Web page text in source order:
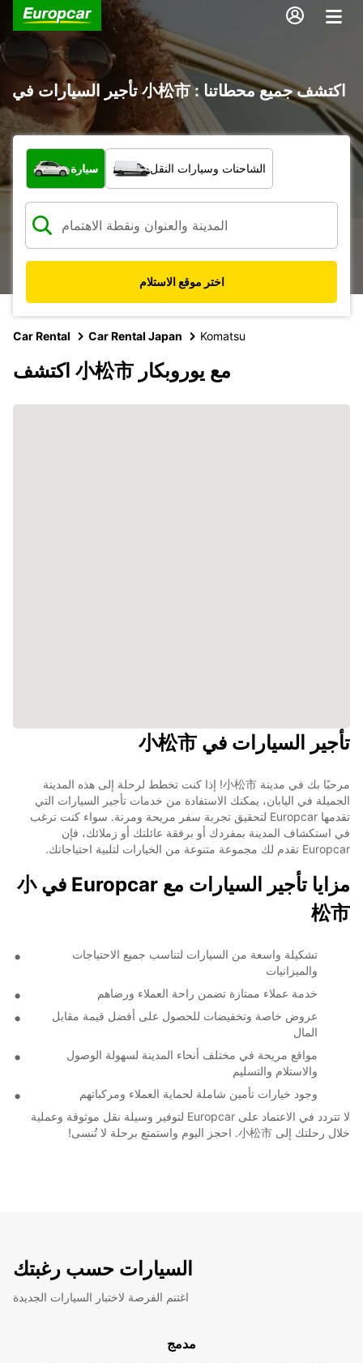
تأجير السيارات في 小松市 : اكتشف جميع محطاتنا
ما نوع المركبة؟
سيارة الشاحنات وسيارات النقل
اختر موقع الاستلام
Car Rental Car Rental Japan Komatsu
اكتشف 小松市 مع يوروبكار
تأجير السيارات في 小松市
مرحبًا بك في مدينة 小松市! إذا كنت تخطط لرحلة إلى هذه المدينة
الجميلة في اليابان، يمكنك الاستفادة من خدمات تأجير السيارات التي
تقدمها Europcar لتحقيق تجربة سفر مريحة ومرنة. سواء كنت ترغب
في استكشاف المدينة بمفردك أو برفقة عائلتك أو زملائك، فإن
Europcar تقدم لك مجموعة متنوعة من الخيارات لتلبية احتياجاتك.
مزايا تأجير السيارات مع Europcar في 小
松市
تشكيلة واسعة من السيارات لتناسب جميع الاحتياجات
والميزانيات
خدمة عملاء ممتازة تضمن راحة العملاء ورضاهم
عروض خاصة وتخفيضات للحصول على أفضل قيمة مقابل
المال
مواقع مريحة في مختلف أنحاء المدينة لسهولة الوصول
والاستلام والتسليم
وجود خيارات تأمين شاملة لحماية العملاء ومركباتهم
لا تتردد في الاعتماد على Europcar لتوفير وسيلة نقل موثوقة وعملية
خلال رحلتك إلى 小松市. احجز اليوم واستمتع برحلة لا تُنسى!
السيارات حسب رغبتك
اغتنم الفرصة لاختبار السيارات الجديدة
مدمج